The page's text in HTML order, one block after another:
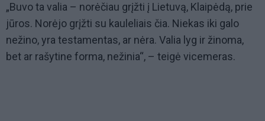
„Buvo ta valia – norėčiau grįžti į Lietuvą, Klaipėdą, prie
jūros. Norėjo grįžti su kauleliais čia. Niekas iki galo
nežino, yra testamentas, ar nėra. Valia lyg ir žinoma,
bet ar rašytine forma, nežinia“, – teigė vicemeras.